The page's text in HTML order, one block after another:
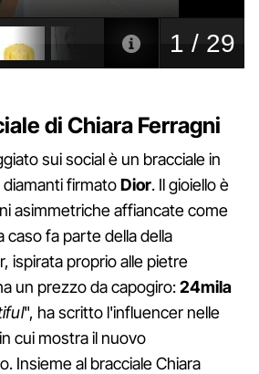
di Chiara Ferragni
sui social è un bracciale in
diamanti firmatoDior. Il gioiello è
asimmetriche affiancate come
caso fa parte della della
ispirata proprio alle pietre
un prezzo da capogiro:24mila
", ha scritto l'influencer nelle
cui mostra il nuovo
Insieme al bracciale Chiara